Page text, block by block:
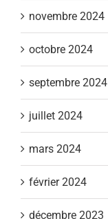
novembre 2024
octobre 2024
septembre 2024
juillet 2024
mars 2024
février 2024
décembre 2023